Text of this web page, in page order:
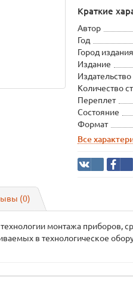
Краткие
Автор
Год
Город издания
Издание
Издательство
Количество
Переплет
Состояние
Формат
Все
(0)
монтажа приборов,
в технологическое